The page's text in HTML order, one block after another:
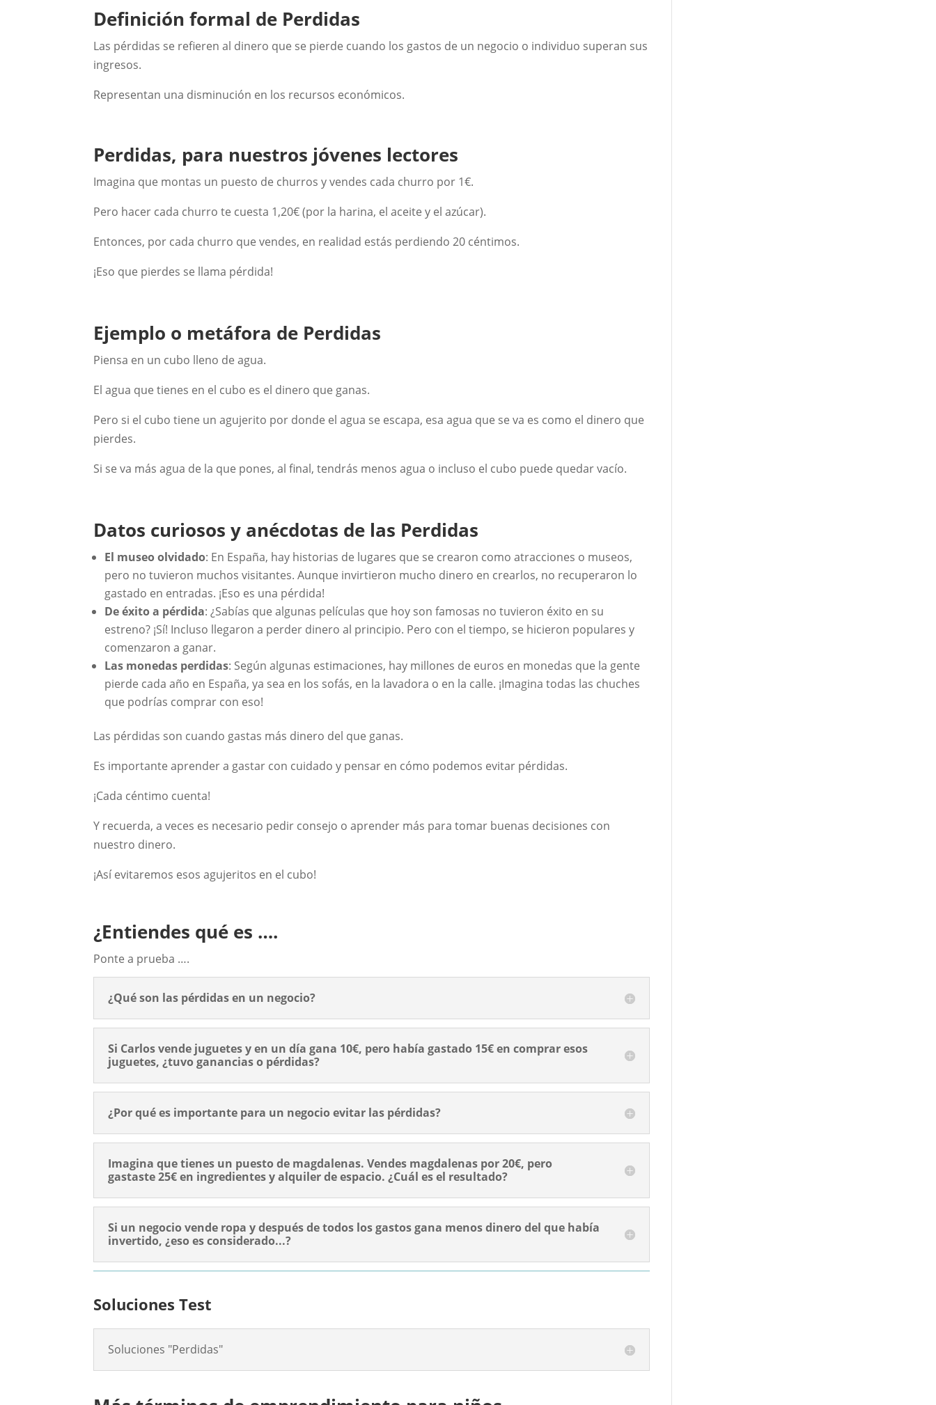
Definición formal de Perdidas
Las pérdidas se refieren al dinero que se pierde cuando los gastos de un negocio o individuo superan sus
ingresos.
Representan una disminución en los recursos económicos.
Perdidas, para nuestros jóvenes lectores
Imagina que montas un puesto de churros y vendes cada churro por 1€.
Pero hacer cada churro te cuesta 1,20€ (por la harina, el aceite y el azúcar).
Entonces, por cada churro que vendes, en realidad estás perdiendo 20 céntimos.
¡Eso que pierdes se llama pérdida!
Ejemplo o metáfora de Perdidas
Piensa en un cubo lleno de agua.
El agua que tienes en el cubo es el dinero que ganas.
Pero si el cubo tiene un agujerito por donde el agua se escapa, esa agua que se va es como el dinero que
pierdes.
Si se va más agua de la que pones, al final, tendrás menos agua o incluso el cubo puede quedar vacío.
Datos curiosos y anécdotas de las Perdidas
El museo olvidado: En España, hay historias de lugares que se crearon como atracciones o museos,
pero no tuvieron muchos visitantes. Aunque invirtieron mucho dinero en crearlos, no recuperaron lo
gastado en entradas. ¡Eso es una pérdida!
De éxito a pérdida: ¿Sabías que algunas películas que hoy son famosas no tuvieron éxito en su
estreno? ¡Sí! Incluso llegaron a perder dinero al principio. Pero con el tiempo, se hicieron populares y
comenzaron a ganar.
Las monedas perdidas: Según algunas estimaciones, hay millones de euros en monedas que la gente
pierde cada año en España, ya sea en los sofás, en la lavadora o en la calle. ¡Imagina todas las chuches
que podrías comprar con eso!
Las pérdidas son cuando gastas más dinero del que ganas.
Es importante aprender a gastar con cuidado y pensar en cómo podemos evitar pérdidas.
¡Cada céntimo cuenta!
Y recuerda, a veces es necesario pedir consejo o aprender más para tomar buenas decisiones con
nuestro dinero.
¡Así evitaremos esos agujeritos en el cubo!
¿Entiendes qué es ….
Ponte a prueba ….
¿Qué son las pérdidas en un negocio?
Si Carlos vende juguetes y en un día gana 10€, pero había gastado 15€ en comprar esos
juguetes, ¿tuvo ganancias o pérdidas?
¿Por qué es importante para un negocio evitar las pérdidas?
Imagina que tienes un puesto de magdalenas. Vendes magdalenas por 20€, pero
gastaste 25€ en ingredientes y alquiler de espacio. ¿Cuál es el resultado?
Si un negocio vende ropa y después de todos los gastos gana menos dinero del que había
invertido, ¿eso es considerado...?
Soluciones Test
Soluciones "Perdidas"